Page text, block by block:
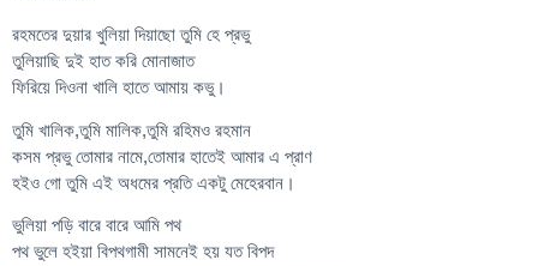
রহমতের দুয়ার খুলিয়া দিয়াছো তুমি হে প্রভু
তুলিয়াছি দুই হাত করি মোনাজাত
ফিরিয়ে দিওনা খালি হাতে আমায় কভু।
তুমি খালিক,তুমি মালিক,তুমি রহিমও রহমান
কসম প্রভু তোমার নামে,তোমার হাতেই আমার এ প্রাণ
হইও গো তুমি এই অধমের প্রতি একটু মেহেরবান।
ভুলিয়া পড়ি বারে বারে আমি পথ
পথ ভুলে হইয়া বিপথগামী সামনেই হয় যত বিপদ